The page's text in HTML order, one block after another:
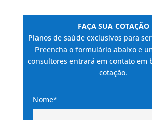
FAÇA SUA COTAÇÃO
Planos de saúde exclusivos para
Preencha o formulário abaixo e
consultores entrará em contato em
cotação.
Nome*